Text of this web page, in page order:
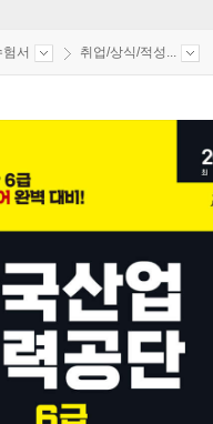
험서 취업/상식/적성...